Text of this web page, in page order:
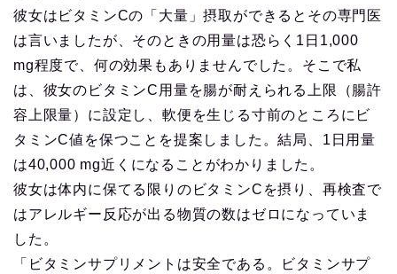
彼女はビタミンCの「大量」摂取ができるとその専門医
は言いましたが、そのときの用量は恐らく1日1,000
mg程度で、何の効果もありませんでした。そこで私
は、彼女のビタミンC用量を腸が耐えられる上限（腸許
容上限量）に設定し、軟便を生じる寸前のところにビ
タミンC値を保つことを提案しました。結局、1日用量
は40,000 mg近くになることがわかりました。
彼女は体内に保てる限りのビタミンCを摂り、再検査で
はアレルギー反応が出る物質の数はゼロになっていま
した。
「ビタミンサプリメントは安全である。ビタミンサプ